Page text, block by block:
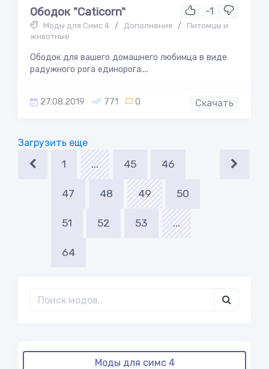
-1
Ободок "Caticorn"
Моды для Симс 4 / Дополнения /
Питомцы и
животные
Ободок для вашего домашнего любимца в виде
радужного рога единорога....
27.08.2019 771 0 Скачать
Загрузить еще
1 ... 45 46
47 48 49 50
51 52 53 ...
64
Моды для симс 4